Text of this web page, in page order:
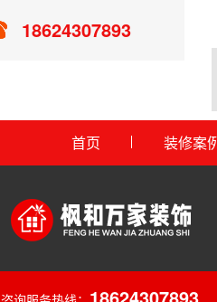
18624307893
首页 装修案